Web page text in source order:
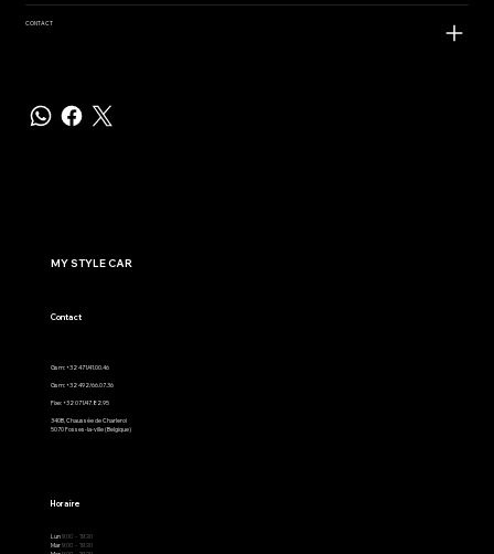
CONTACT
MY STYLE CAR
Contact
Gsm: +32 471/41.00.46
Gsm: +32 492/66.07.36
Fixe: +32 071/47.82.95
340B, Chaussée de Charleroi
5070 Fosses-la-ville (Belgique)
Horaire
Lun9:00 - 19:30
Mar9:00 - 19:30